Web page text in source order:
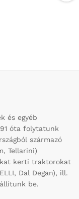
és egyéb
óta folytatunk
származó
Tellarini)
kerti traktorokat
Dal Degan), ill.
be.